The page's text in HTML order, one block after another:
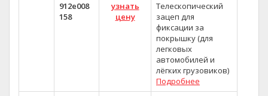
912e008
158
узнать
цену
Телескопический
зацеп для
фиксации за
покрышку (для
легковых
автомобилей и
лёгких грузовиков)
Подробнее